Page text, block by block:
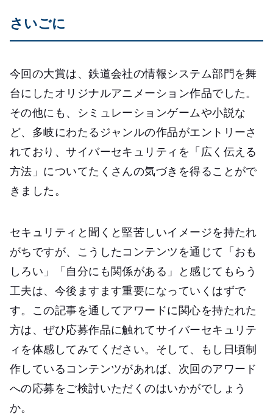
さいごに
今回の大賞は、鉄道会社の情報システム部門を舞
台にしたオリジナルアニメーション作品でした。
その他にも、シミュレーションゲームや小説な
ど、多岐にわたるジャンルの作品がエントリーさ
れており、サイバーセキュリティを「広く伝える
方法」についてたくさんの気づきを得ることがで
きました。
セキュリティと聞くと堅苦しいイメージを持たれ
がちですが、こうしたコンテンツを通じて「おも
しろい」「自分にも関係がある」と感じてもらう
工夫は、今後ますます重要になっていくはずで
す。この記事を通してアワードに関心を持たれた
方は、ぜひ応募作品に触れてサイバーセキュリテ
ィを体感してみてください。そして、もし日頃制
作しているコンテンツがあれば、次回のアワード
への応募をご検討いただくのはいかがでしょう
か。